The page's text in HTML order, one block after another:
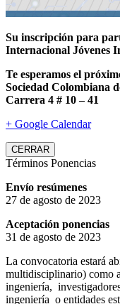
Su inscripción para
Internacional Jóvenes
Te esperamos el
Sociedad Colombiana
Carrera 4 # 10 – 41
+ Google Calendar
CERRAR
Términos Ponencias
Envío resúmenes
27 de agosto de 2023
Aceptación ponencias
31 de agosto de 2023
La convocatoria estará
multidisciplinario) como
ingeniería,
ingeniería o entidades